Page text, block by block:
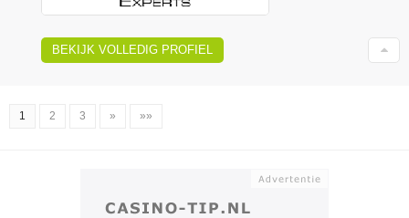
BEKIJK VOLLEDIG PROFIEL
1 2 3 » »»